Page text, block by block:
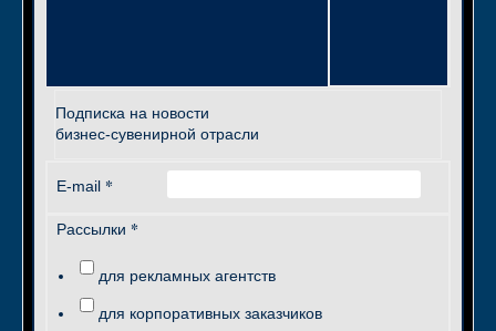
Подписка на новости
бизнес-сувенирной отрасли
E-mail *
Рассылки *
для рекламных агентств
для корпоративных заказчиков